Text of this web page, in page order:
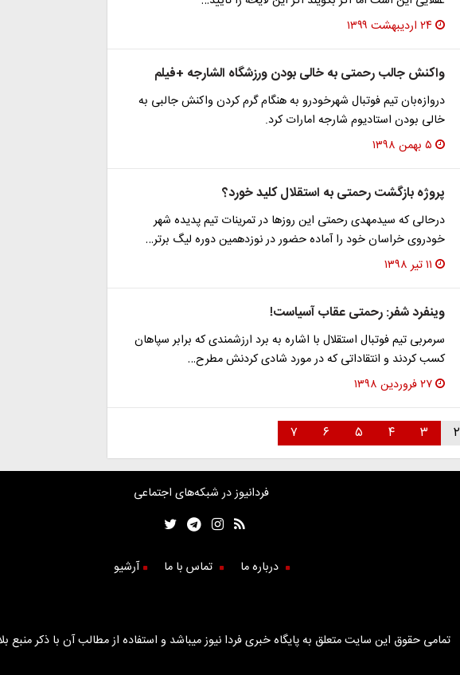
۲۴ اردیبهشت ۱۳۹۹
واکنش جالب رحمتی به خالی بودن ورزشگاه الشارجه +فیلم
دروازه‌بان تیم فوتبال شهرخودرو به هنگام گرم کردن واکنش جالبی به
خالی بودن استادیوم شارجه امارات کرد.
۵ بهمن ۱۳۹۸
پروژه بازگشت رحمتی به استقلال کلید خورد؟
درحالی که سیدمهدی رحمتی این روزها در تمرینات تیم پدیده شهر
خودروی خراسان خود را آماده حضور در نوزدهمین دوره لیگ برتر…
۱۱ تیر ۱۳۹۸
وینفرد شفر: رحمتی عقاب آسیاست!
سرمربی تیم فوتبال استقلال با اشاره به برد ارزشمندی که برابر سپاهان
کسب کردند و انتقاداتی که در مورد شادی کردنش مطرح…
۲۷ فروردین ۱۳۹۸
۲ ۳ ۴ ۵ ۶ ۷
فردانیوز در شبکه‌های اجتماعی
درباره ما تماس با ما آرشیو
تمامی حقوق این سایت متعلق به پایگاه خبری فردا نیوز میباشد و استفاده از مطالب آن با ذکر منبع